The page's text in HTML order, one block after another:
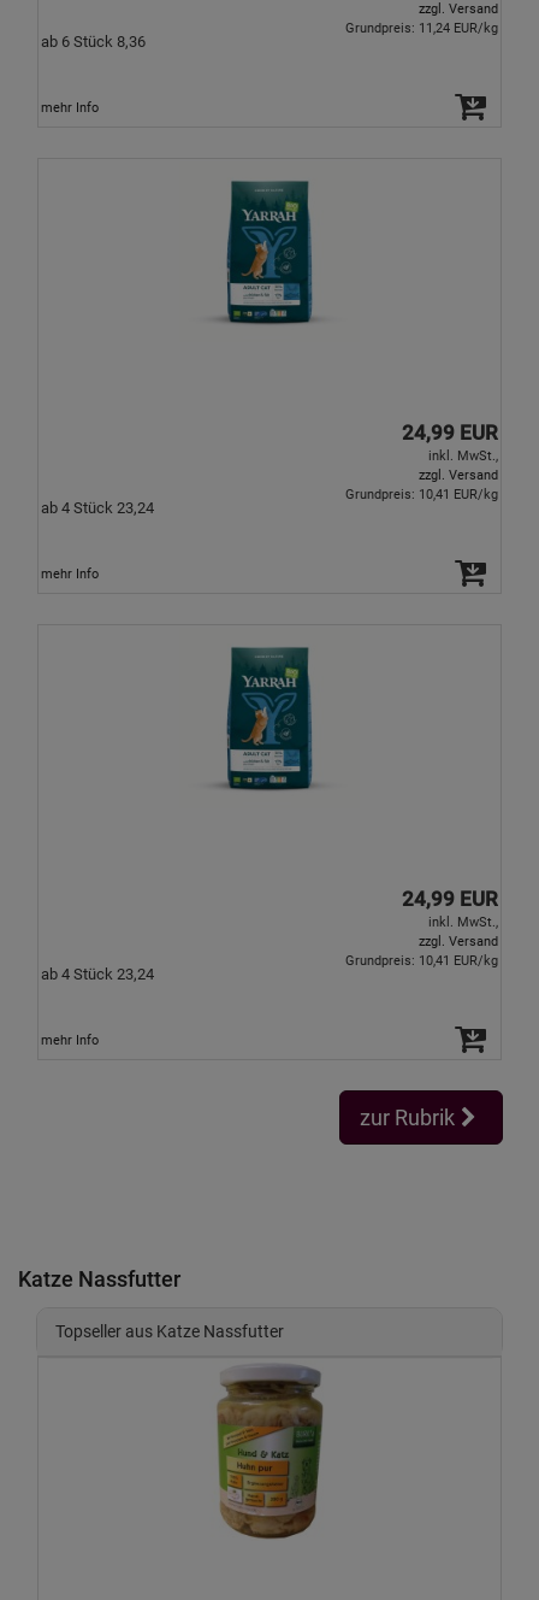
zzgl. Versand
ab 6 Stück 8,36
Grundpreis: 11,24 EUR/kg
mehr Info
24,99 EUR
inkl. MwSt.,
zzgl. Versand
ab 4 Stück 23,24
Grundpreis: 10,41 EUR/kg
mehr Info
24,99 EUR
inkl. MwSt.,
zzgl. Versand
ab 4 Stück 23,24
Grundpreis: 10,41 EUR/kg
mehr Info
zur Rubrik
Katze Nassfutter
Topseller aus Katze Nassfutter